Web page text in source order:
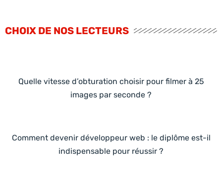
CHOIX DE NOS LECTEURS
Quelle vitesse d’obturation choisir pour filmer à 25
images par seconde ?
Comment devenir développeur web : le diplôme est-il
indispensable pour réussir ?